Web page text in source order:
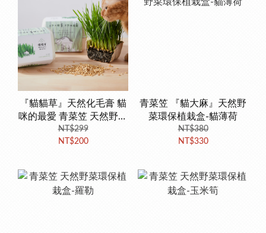
『貓貓草』天然化毛膏 貓
咪的最愛 青菜笠 天然野菜
環保植栽盒 種植一次就上
手
NT$299
NT$200
青菜笠 『貓大麻』天然野
菜環保植栽盒-貓薄荷
NT$380
NT$330